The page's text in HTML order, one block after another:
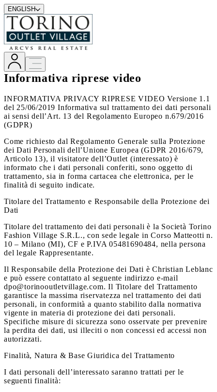
ENGLISH
Informativa riprese video
INFORMATIVA PRIVACY RIPRESE VIDEO Versione 1.1
del 25/06/2019 Informativa sul trattamento dei dati personali
ai sensi dell’Art. 13 del Regolamento Europeo n.679/2016
(GDPR)
Come richiesto dal Regolamento Generale sulla Protezione
dei Dati Personali dell’Unione Europea (GDPR 2016/679,
Articolo 13), il visitatore dell’Outlet (interessato) è
informato che i dati personali conferiti, sono oggetto di
trattamento, sia in forma cartacea che elettronica, per le
finalità di seguito indicate.
Titolare del Trattamento e Responsabile della Protezione dei
Dati
Titolare del trattamento dei dati personali è la Società Torino
Fashion Village S.R.L., con sede legale in Corso Matteotti n.
10 – Milano (MI), CF e P.IVA 05481690484, nella persona
del legale Rappresentante.
Il Responsabile della Protezione dei Dati è Christian Leblanc
e può essere contattato al seguente indirizzo e-mail
dpo@torinooutletvillage.com. Il Titolare del Trattamento
garantisce la massima riservatezza nel trattamento dei dati
personali, in conformità a quanto stabilito dalla normativa
vigente in materia di protezione dei dati personali.
Specifiche misure di sicurezza sono osservate per prevenire
la perdita dei dati, usi illeciti o non concessi ed accessi non
autorizzati.
Finalità, Natura & Base Giuridica del Trattamento
I dati personali dell’interessato saranno trattati per le
seguenti finalità: